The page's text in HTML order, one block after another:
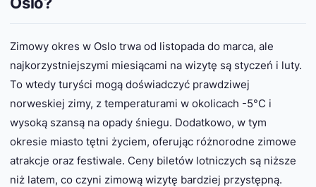
Zimowy okres w Oslo trwa od listopada do marca, ale
najkorzystniejszymi miesiącami na wizytę są styczeń i luty.
To wtedy turyści mogą doświadczyć prawdziwej
norweskiej zimy, z temperaturami w okolicach -5°C i
wysoką szansą na opady śniegu. Dodatkowo, w tym
okresie miasto tętni życiem, oferując różnorodne zimowe
atrakcje oraz festiwale. Ceny biletów lotniczych są niższe
niż latem, co czyni zimową wizytę bardziej przystępną.